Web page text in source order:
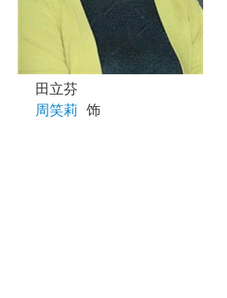
田立芬
周笑莉 饰